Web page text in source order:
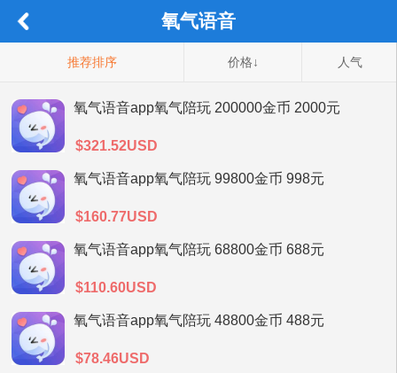
氧气语音
推荐排序 价格↓ 人气
氧气语音app氧气陪玩 200000金币 2000元
$321.52USD
氧气语音app氧气陪玩 99800金币 998元
$160.77USD
氧气语音app氧气陪玩 68800金币 688元
$110.60USD
氧气语音app氧气陪玩 48800金币 488元
$78.46USD